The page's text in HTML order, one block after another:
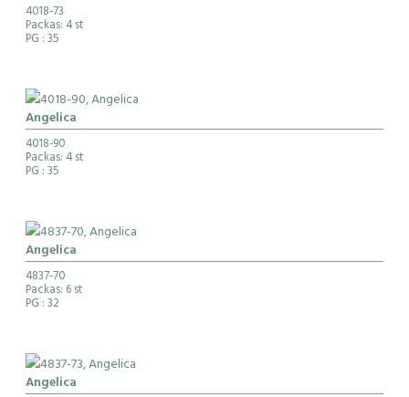
4018-73
Packas: 4 st
PG : 35
Angelica
4018-90
Packas: 4 st
PG : 35
Angelica
4837-70
Packas: 6 st
PG : 32
Angelica